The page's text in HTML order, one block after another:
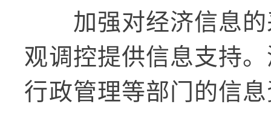
加强对经济信息
观调控提供信息支持
行政管理等部门的信